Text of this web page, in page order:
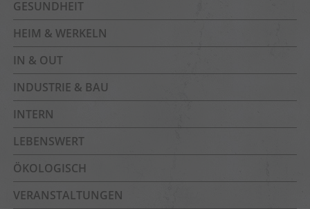
GESUNDHEIT
HEIM & WERKELN
IN & OUT
INDUSTRIE & BAU
INTERN
LEBENSWERT
ÖKOLOGISCH
VERANSTALTUNGEN